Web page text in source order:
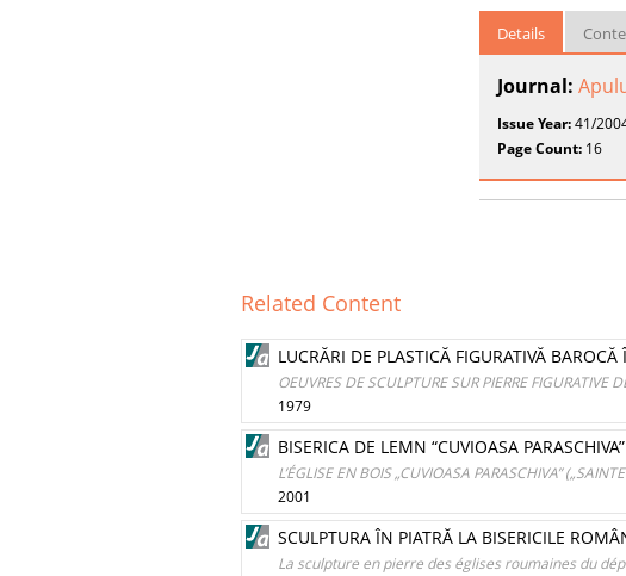
Details
Journal:
Issue Year:41/
Page Count: 16
Related Content
LUCRĂRI DE PLASTICĂ FIGURATIVĂ
OEUVRES DE SCULPTURE SUR PIERRE
1979
BISERICA DE LEMN “CUVIOASA
L’ÉGLISE EN BOIS „CUVIOASA PARASCHIVA”
2001
SCULPTURA ÎN PIATRĂ LA BISERICILE
La sculpture en pierre des églises roumaines du